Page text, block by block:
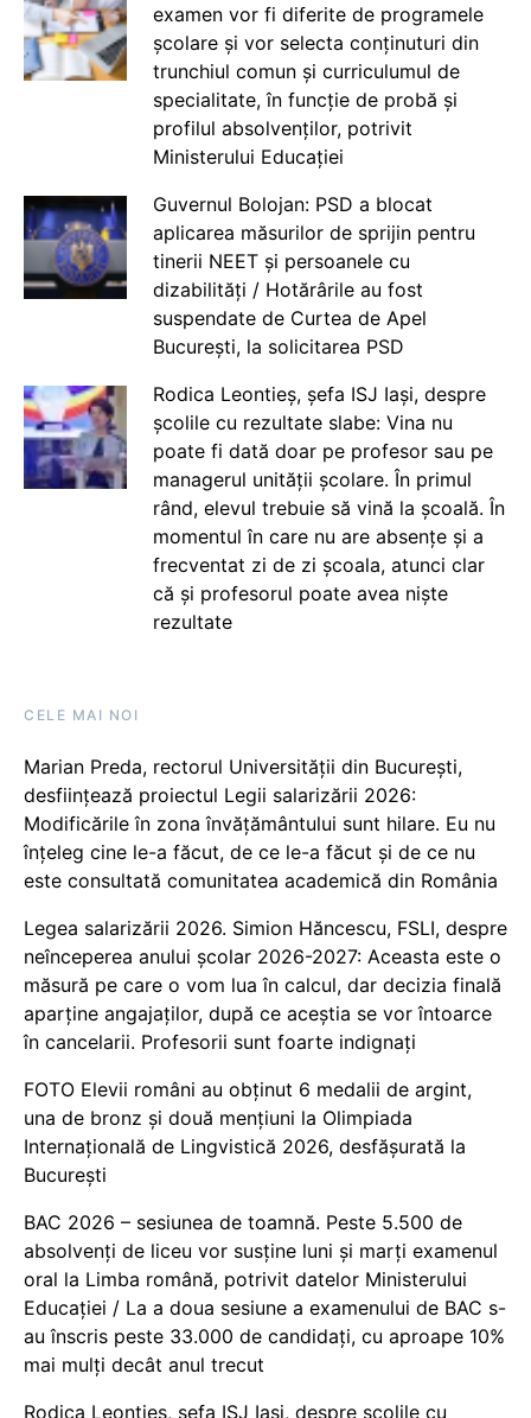
examen vor fi diferite de programele
școlare și vor selecta conținuturi din
trunchiul comun și curriculumul de
specialitate, în funcție de probă și
profilul absolvenților, potrivit
Ministerului Educației
Guvernul Bolojan: PSD a blocat
aplicarea măsurilor de sprijin pentru
tinerii NEET și persoanele cu
dizabilități / Hotărârile au fost
suspendate de Curtea de Apel
București, la solicitarea PSD
Rodica Leontieș, șefa ISJ Iași, despre
școlile cu rezultate slabe: Vina nu
poate fi dată doar pe profesor sau pe
managerul unității școlare. În primul
rând, elevul trebuie să vină la școală. În
momentul în care nu are absențe și a
frecventat zi de zi școala, atunci clar
că și profesorul poate avea niște
rezultate
CELE MAI NOI
Marian Preda, rectorul Universității din București,
desființează proiectul Legii salarizării 2026:
Modificările în zona învățământului sunt hilare. Eu nu
înțeleg cine le-a făcut, de ce le-a făcut și de ce nu
este consultată comunitatea academică din România
Legea salarizării 2026. Simion Hăncescu, FSLI, despre
neînceperea anului școlar 2026-2027: Aceasta este o
măsură pe care o vom lua în calcul, dar decizia finală
aparține angajaților, după ce aceștia se vor întoarce
în cancelarii. Profesorii sunt foarte indignați
FOTO Elevii români au obținut 6 medalii de argint,
una de bronz și două mențiuni la Olimpiada
Internațională de Lingvistică 2026, desfășurată la
București
BAC 2026 – sesiunea de toamnă. Peste 5.500 de
absolvenți de liceu vor susține luni și marți examenul
oral la Limba română, potrivit datelor Ministerului
Educației / La a doua sesiune a examenului de BAC s-
au înscris peste 33.000 de candidați, cu aproape 10%
mai mulți decât anul trecut
Rodica Leontieș, șefa ISJ Iași, despre școlile cu